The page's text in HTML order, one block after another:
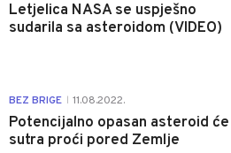
Letjelica NASA se uspješno
sudarila sa asteroidom (VIDEO)
BEZ BRIGE 11.08.2022.
Potencijalno opasan asteroid će
sutra proći pored Zemlje